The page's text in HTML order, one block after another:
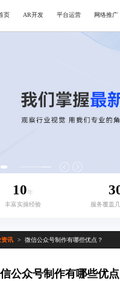
页 AR开发 平台运营 网络推广
10年
丰富实操经验
服务覆盖
资讯 > 微信公众号制作有哪些优点？
公众号制作有哪些优